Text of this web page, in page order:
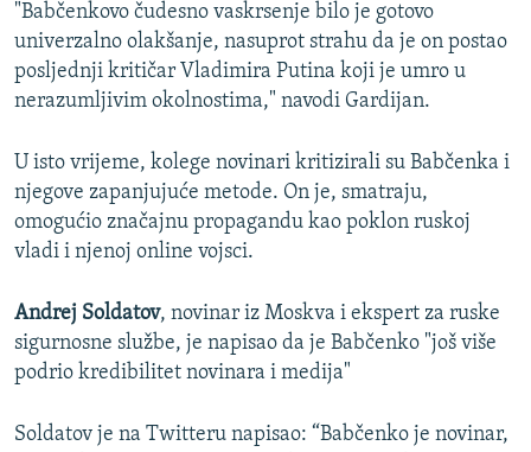
"Babčenkovo čudesno vaskrsenje bilo je gotovo
univerzalno olakšanje, nasuprot strahu da je on postao
posljednji kritičar Vladimira Putina koji je umro u
nerazumljivim okolnostima," navodi Gardijan.
U isto vrijeme, kolege novinari kritizirali su Babčenka i
njegove zapanjujuće metode. On je, smatraju,
omogućio značajnu propagandu kao poklon ruskoj
vladi i njenoj online vojsci.
Andrej Soldatov, novinar iz Moskva i ekspert za ruske
sigurnosne službe, je napisao da je Babčenko "još više
podrio kredibilitet novinara i medija"
Soldatov je na Twitteru napisao: “Babčenko je novinar,